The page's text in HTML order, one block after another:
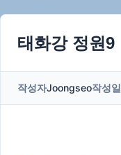
태화강 정원9
작성자Joongseo작성일